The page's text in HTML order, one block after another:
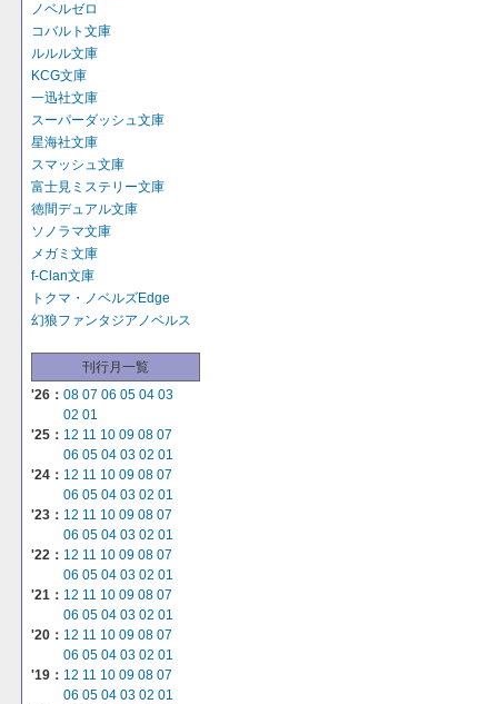
ノベルゼロ
コバルト文庫
ルルル文庫
KCG文庫
一迅社文庫
スーパーダッシュ文庫
星海社文庫
スマッシュ文庫
富士見ミステリー文庫
徳間デュアル文庫
ソノラマ文庫
メガミ文庫
f-Clan文庫
トクマ・ノベルズEdge
幻狼ファンタジアノベルス
刊行月一覧
'26： 08 07 06 05 04 03
02 01
'25： 12 11 10 09 08 07
06 05 04 03 02 01
'24： 12 11 10 09 08 07
06 05 04 03 02 01
'23： 12 11 10 09 08 07
06 05 04 03 02 01
'22： 12 11 10 09 08 07
06 05 04 03 02 01
'21： 12 11 10 09 08 07
06 05 04 03 02 01
'20： 12 11 10 09 08 07
06 05 04 03 02 01
'19： 12 11 10 09 08 07
06 05 04 03 02 01